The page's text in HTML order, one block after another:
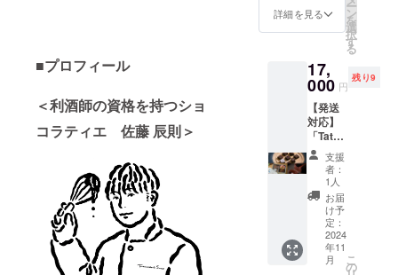
■プロフィール
＜利酒師の資格を持つショ
コラティエ 佐藤 辰則＞
け、
20℃以
くださ
い ・特
定原材
料等：
乳成
分・大
豆 ※ボ
ンボン
ショコ
ラのデ
ザイン
のみ若
干変更
になる
可能性
きま
タグラ
ムで感
謝の投
稿をさ
せてい
ただき
ます。
備考欄
へ掲載
をご希
望され
るお名
前をご
記入く
ださ
vie en
chocola
t 8P〟
ンショ
コラ8個
入 ②希
少なア
リバカ
カオを
使用し
たガ
トー
ショコ
ラ ③ア
マゾン
バニラ
のアマ
ンド
詳細を見る ー
ン
を
選
択
す
る
17,
000 円
残り9
【発送
対応】
「Tatsu
nori
Sato」
のショ
コラ商
品３点
セット
＜A＞
（内
容）
支援
者：
1人
お届
け予
定：
2024
年11
月
こ
の